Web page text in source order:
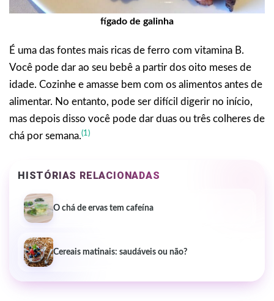
fígado de galinha
É uma das fontes mais ricas de ferro com vitamina B.
Você pode dar ao seu bebê a partir dos oito meses de
idade. Cozinhe e amasse bem com os alimentos antes de
alimentar. No entanto, pode ser difícil digerir no início,
mas depois disso você pode dar duas ou três colheres de
chá por semana.(1)
HISTÓRIAS RELACIONADAS
O chá de ervas tem cafeína
Cereais matinais: saudáveis ou não?